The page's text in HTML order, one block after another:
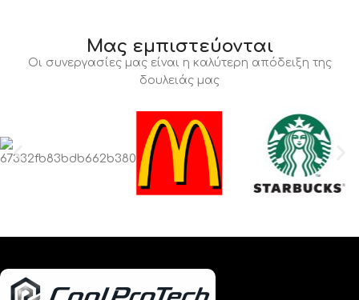
Μας εμπιστεύονται
Οι συνεργασίες μας είναι η καλύτερη απόδειξη της
δουλειάς μας